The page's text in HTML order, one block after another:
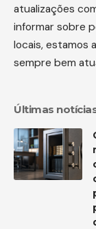
atualizações
informar sobre
locais, estamos
sempre bem
Últimas